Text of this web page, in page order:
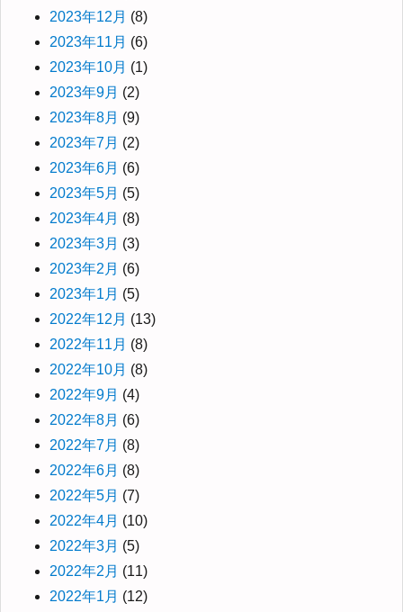
2023年12月 (8)
2023年11月 (6)
2023年10月 (1)
2023年9月 (2)
2023年8月 (9)
2023年7月 (2)
2023年6月 (6)
2023年5月 (5)
2023年4月 (8)
2023年3月 (3)
2023年2月 (6)
2023年1月 (5)
2022年12月 (13)
2022年11月 (8)
2022年10月 (8)
2022年9月 (4)
2022年8月 (6)
2022年7月 (8)
2022年6月 (8)
2022年5月 (7)
2022年4月 (10)
2022年3月 (5)
2022年2月 (11)
2022年1月 (12)